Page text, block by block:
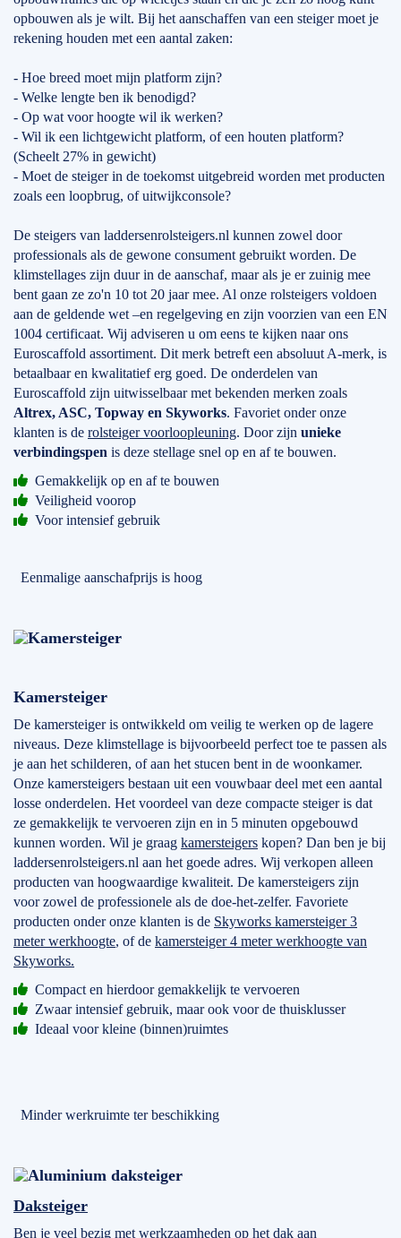
opbouwen als je wilt. Bij het aanschaffen van een steiger moet je
rekening houden met een aantal zaken:
- Hoe breed moet mijn platform zijn?
- Welke lengte ben ik benodigd?
- Op wat voor hoogte wil ik werken?
- Wil ik een lichtgewicht platform, of een houten platform?
(Scheelt 27% in gewicht)
- Moet de steiger in de toekomst uitgebreid worden met producten
zoals een loopbrug, of uitwijkconsole?
De steigers van laddersenrolsteigers.nl kunnen zowel door
professionals als de gewone consument gebruikt worden. De
klimstellages zijn duur in de aanschaf, maar als je er zuinig mee
bent gaan ze zo'n 10 tot 20 jaar mee. Al onze rolsteigers voldoen
aan de geldende wet –en regelgeving en zijn voorzien van een EN
1004 certificaat. Wij adviseren u om eens te kijken naar ons
Euroscaffold assortiment. Dit merk betreft een absoluut A-merk, is
betaalbaar en kwalitatief erg goed. De onderdelen van
Euroscaffold zijn uitwisselbaar met bekenden merken zoals
Altrex, ASC, Topway en Skyworks. Favoriet onder onze
klanten is de rolsteiger voorloopleuning. Door zijn unieke
verbindingspen is deze stellage snel op en af te bouwen.
Gemakkelijk op en af te bouwen
Veiligheid voorop
Voor intensief gebruik
Eenmalige aanschafprijs is hoog
Kamersteiger
De kamersteiger is ontwikkeld om veilig te werken op de lagere
niveaus. Deze klimstellage is bijvoorbeeld perfect toe te passen als
je aan het schilderen, of aan het stucen bent in de woonkamer.
Onze kamersteigers bestaan uit een vouwbaar deel met een aantal
losse onderdelen. Het voordeel van deze compacte steiger is dat
ze gemakkelijk te vervoeren zijn en in 5 minuten opgebouwd
kunnen worden. Wil je graag kamersteigers kopen? Dan ben je bij
laddersenrolsteigers.nl aan het goede adres. Wij verkopen alleen
producten van hoogwaardige kwaliteit. De kamersteigers zijn
voor zowel de professionele als de doe-het-zelfer. Favoriete
producten onder onze klanten is de Skyworks kamersteiger 3
meter werkhoogte, of de kamersteiger 4 meter werkhoogte van
Skyworks.
Compact en hierdoor gemakkelijk te vervoeren
Zwaar intensief gebruik, maar ook voor de thuisklusser
Ideaal voor kleine (binnen)ruimtes
Minder werkruimte ter beschikking
Daksteiger
Ben je veel bezig met werkzaamheden op het dak aan